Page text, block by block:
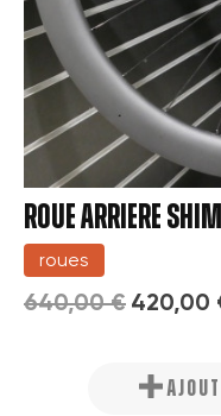
Créer une liste
ROUE ARRIERE
roues
640,00 € 420,00